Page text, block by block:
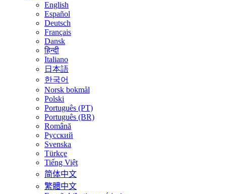
English
Español
Deutsch
Français
Dansk
हिन्दी
Italiano
日本語
한국어
Norsk bokmål
Polski
Português (PT)
Português (BR)
Română
Русский
Svenska
Türkçe
Tiếng Việt
简体中文
繁體中文